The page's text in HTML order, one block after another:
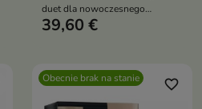
duet dla nowoczesnego
mężczyzny
39,60 €
Obecnie brak na stanie favorite_border